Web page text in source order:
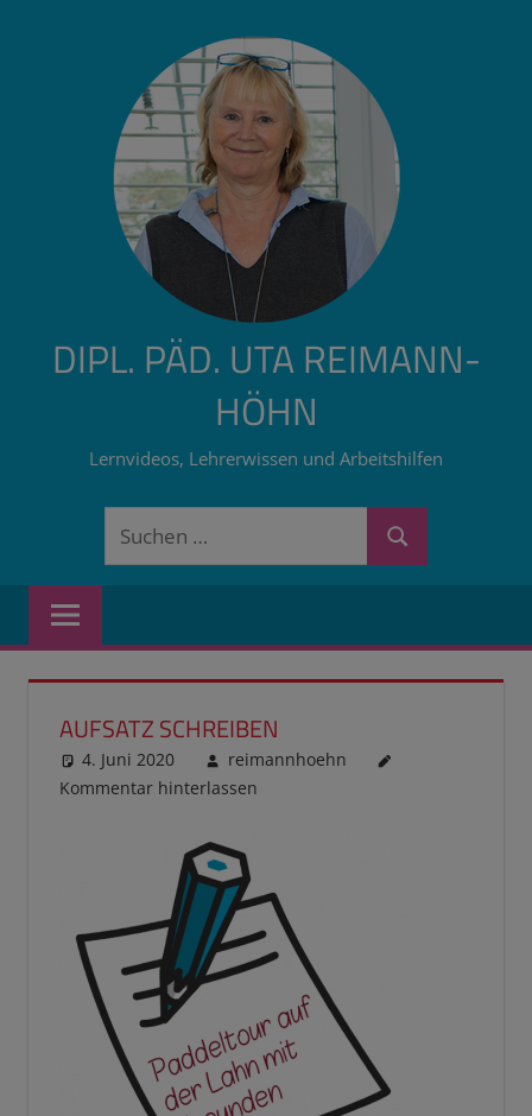
DIPL. PÄD. UTA REIMANN-
HÖHN
Lernvideos, Lehrerwissen und Arbeitshilfen
Suchen
Suchen
AUFSATZ SCHREIBEN
4. Juni 2020
reimannhoehn
Kommentar hinterlassen